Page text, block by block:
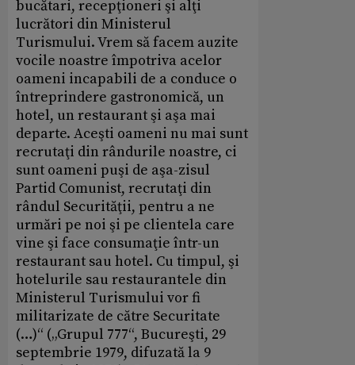
bucătari, recepţioneri şi alţi
lucrători din Ministerul
Turismului. Vrem să facem auzite
vocile noastre împotriva acelor
oameni incapabili de a conduce o
întreprindere gastronomică, un
hotel, un restaurant şi aşa mai
departe. Aceşti oameni nu mai sunt
recrutaţi din rândurile noastre, ci
sunt oameni puşi de aşa-zisul
Partid Comunist, recrutaţi din
rândul Securităţii, pentru a ne
urmări pe noi şi pe clientela care
vine şi face consumaţie într-un
restaurant sau hotel. Cu timpul, şi
hotelurile sau restaurantele din
Ministerul Turismului vor fi
militarizate de către Securitate
(…)“ („Grupul 777“, Bucureşti, 29
septembrie 1979, difuzată la 9